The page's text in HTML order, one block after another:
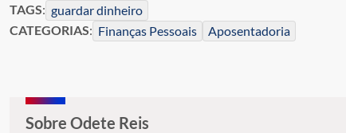
TAGS: guardar dinheiro
CATEGORIAS: Finanças Pessoais Aposentadoria
Sobre Odete Reis